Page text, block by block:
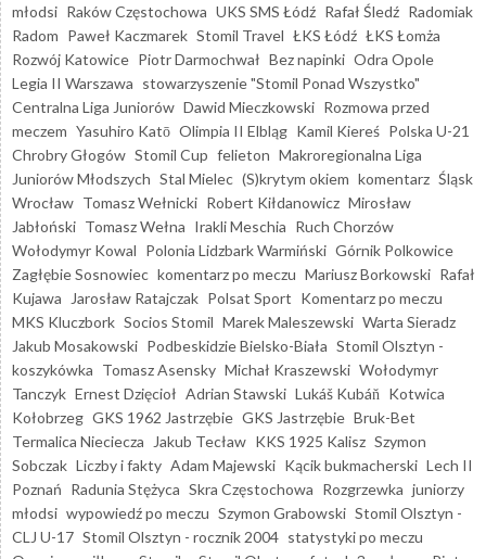
młodsi Raków Częstochowa UKS SMS Łódź Rafał Śledź Radomiak
Radom Paweł Kaczmarek Stomil Travel ŁKS Łódź ŁKS Łomża
Rozwój Katowice Piotr Darmochwał Bez napinki Odra Opole
Legia II Warszawa stowarzyszenie "Stomil Ponad Wszystko"
Centralna Liga Juniorów Dawid Mieczkowski Rozmowa przed
meczem Yasuhiro Katō Olimpia II Elbląg Kamil Kiereś Polska U-21
Chrobry Głogów Stomil Cup felieton Makroregionalna Liga
Juniorów Młodszych Stal Mielec (S)krytym okiem komentarz Śląsk
Wrocław Tomasz Wełnicki Robert Kiłdanowicz Mirosław
Jabłoński Tomasz Wełna Irakli Meschia Ruch Chorzów
Wołodymyr Kowal Polonia Lidzbark Warmiński Górnik Polkowice
Zagłębie Sosnowiec komentarz po meczu Mariusz Borkowski Rafał
Kujawa
Jarosław Ratajczak Polsat Sport Komentarz po meczu
MKS Kluczbork Socios Stomil Marek Maleszewski Warta Sieradz
Jakub Mosakowski Podbeskidzie Bielsko-Biała Stomil Olsztyn -
koszykówka Tomasz Asensky Michał Kraszewski Wołodymyr
Tanczyk Ernest Dzięcioł Adrian Stawski Lukáš Kubáň Kotwica
Kołobrzeg GKS 1962 Jastrzębie GKS Jastrzębie Bruk-Bet
Termalica Nieciecza
Jakub Tecław KKS 1925 Kalisz Szymon
Sobczak Liczby i fakty Adam Majewski Kącik bukmacherski Lech II
Poznań Radunia Stężyca Skra Częstochowa Rozgrzewka juniorzy
młodsi wypowiedź po meczu Szymon Grabowski Stomil Olsztyn -
CLJ U-17 Stomil Olsztyn - rocznik 2004 statystyki po meczu